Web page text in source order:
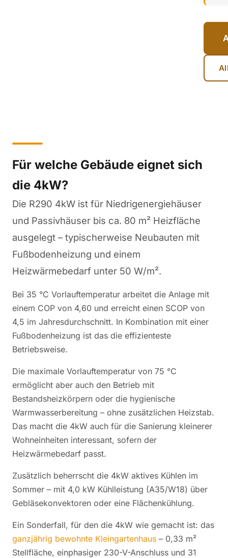
Für welche Gebäude eignet sich
die 4kW?
Die R290 4kW ist für Niedrigenergiehäuser
und Passivhäuser bis ca. 80 m² Heizfläche
ausgelegt – typischerweise Neubauten mit
Fußbodenheizung und einem
Heizwärmebedarf unter 50 W/m².
Bei 35 °C Vorlauftemperatur arbeitet die Anlage mit
einem COP von 4,60 und erreicht einen SCOP von
4,5 im Jahresdurchschnitt. In Kombination mit einer
Fußbodenheizung ist das die effizienteste
Betriebsweise.
Die maximale Vorlauftemperatur von 75 °C
ermöglicht aber auch den Betrieb mit
Bestandsheizkörpern oder die hygienische
Warmwasserbereitung – ohne zusätzlichen Heizstab.
Das macht die 4kW auch für die Sanierung kleinerer
Wohneinheiten interessant, sofern der
Heizwärmebedarf passt.
Zusätzlich beherrscht die 4kW aktives Kühlen im
Sommer – mit 4,0 kW Kühlleistung (A35/W18) über
Gebläsekonvektoren oder eine Flächenkühlung.
Ein Sonderfall, für den die 4kW wie gemacht ist: das
ganzjährig bewohnte Kleingartenhaus – 0,33 m²
Stellfläche, einphasiger 230-V-Anschluss und 31